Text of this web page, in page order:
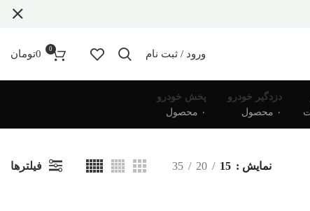
ورود / ثبت نام 0
0تومان
دزدگیر خودرو
۰ محصول
پخش خودرو
۰ محصول
نمایش 15
20
35 فیلترها